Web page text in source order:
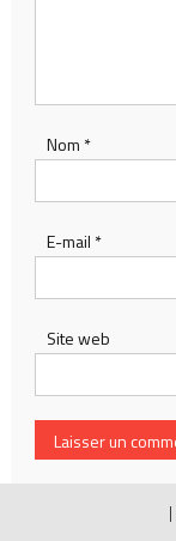
Nom *
E-mail *
Site web
|